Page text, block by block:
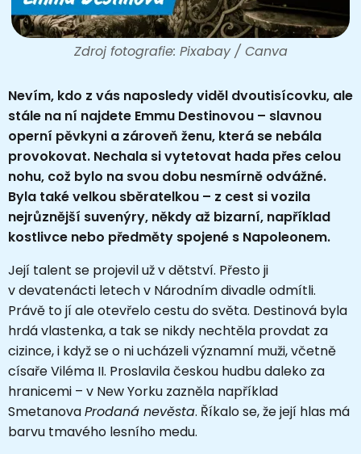
Zdroj fotografie: Pixabay / Canva
Nevím, kdo z vás naposledy viděl dvoutisícovku, ale
stále na ní najdete Emmu Destinovou – slavnou
operní pěvkyni a zároveň ženu, která se nebála
provokovat. Nechala si vytetovat hada přes celou
nohu, což bylo na svou dobu nesmírně odvážné.
Byla také velkou sběratelkou – z cest si vozila
nejrůznější suvenýry, někdy až bizarní, například
kostlivce nebo předměty spojené s Napoleonem.
Její talent se projevil už v dětství. Přesto ji
v devatenácti letech v Národním divadle odmítli.
Právě to jí ale otevřelo cestu do světa. Destinová byla
hrdá vlastenka, a tak se nikdy nechtěla provdat za
cizince, i když se o ni ucházeli významní muži, včetně
císaře Viléma II. Proslavila českou hudbu daleko za
hranicemi – v New Yorku zazněla například
SmetanovaProdaná nevěsta. Říkalo se, že její hlas má
barvu tmavého lesního medu.